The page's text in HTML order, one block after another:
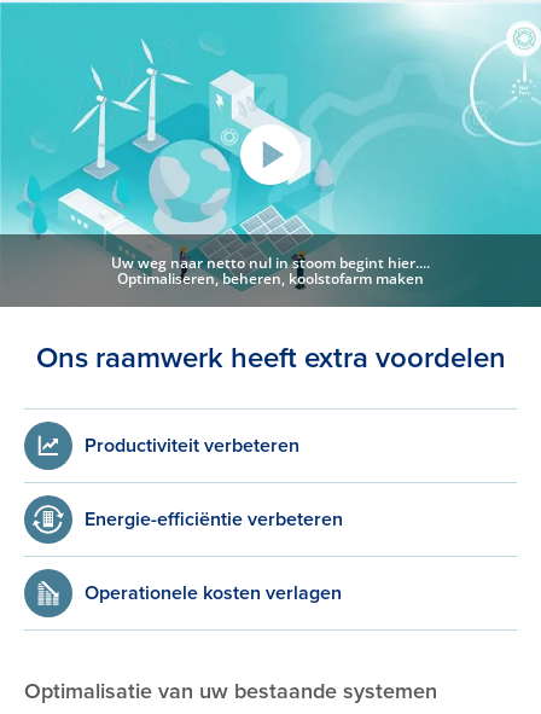
Uw weg naar netto nul in stoom begint hier....
Optimaliseren, beheren, koolstofarm maken
Ons raamwerk heeft extra voordelen
Productiviteit verbeteren
Energie-efficiëntie verbeteren
Operationele kosten verlagen
Optimalisatie van uw bestaande systemen